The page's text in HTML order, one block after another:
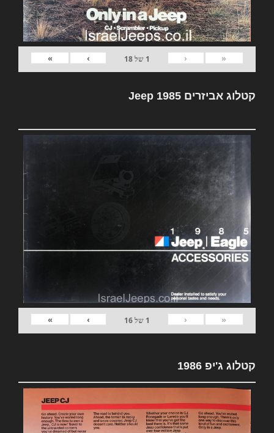
«
‹
1 של18
›
»
קטלוג אביזרים Jeep 1985
«
‹
1 של16
›
»
קטלוג ג'יפ 1986